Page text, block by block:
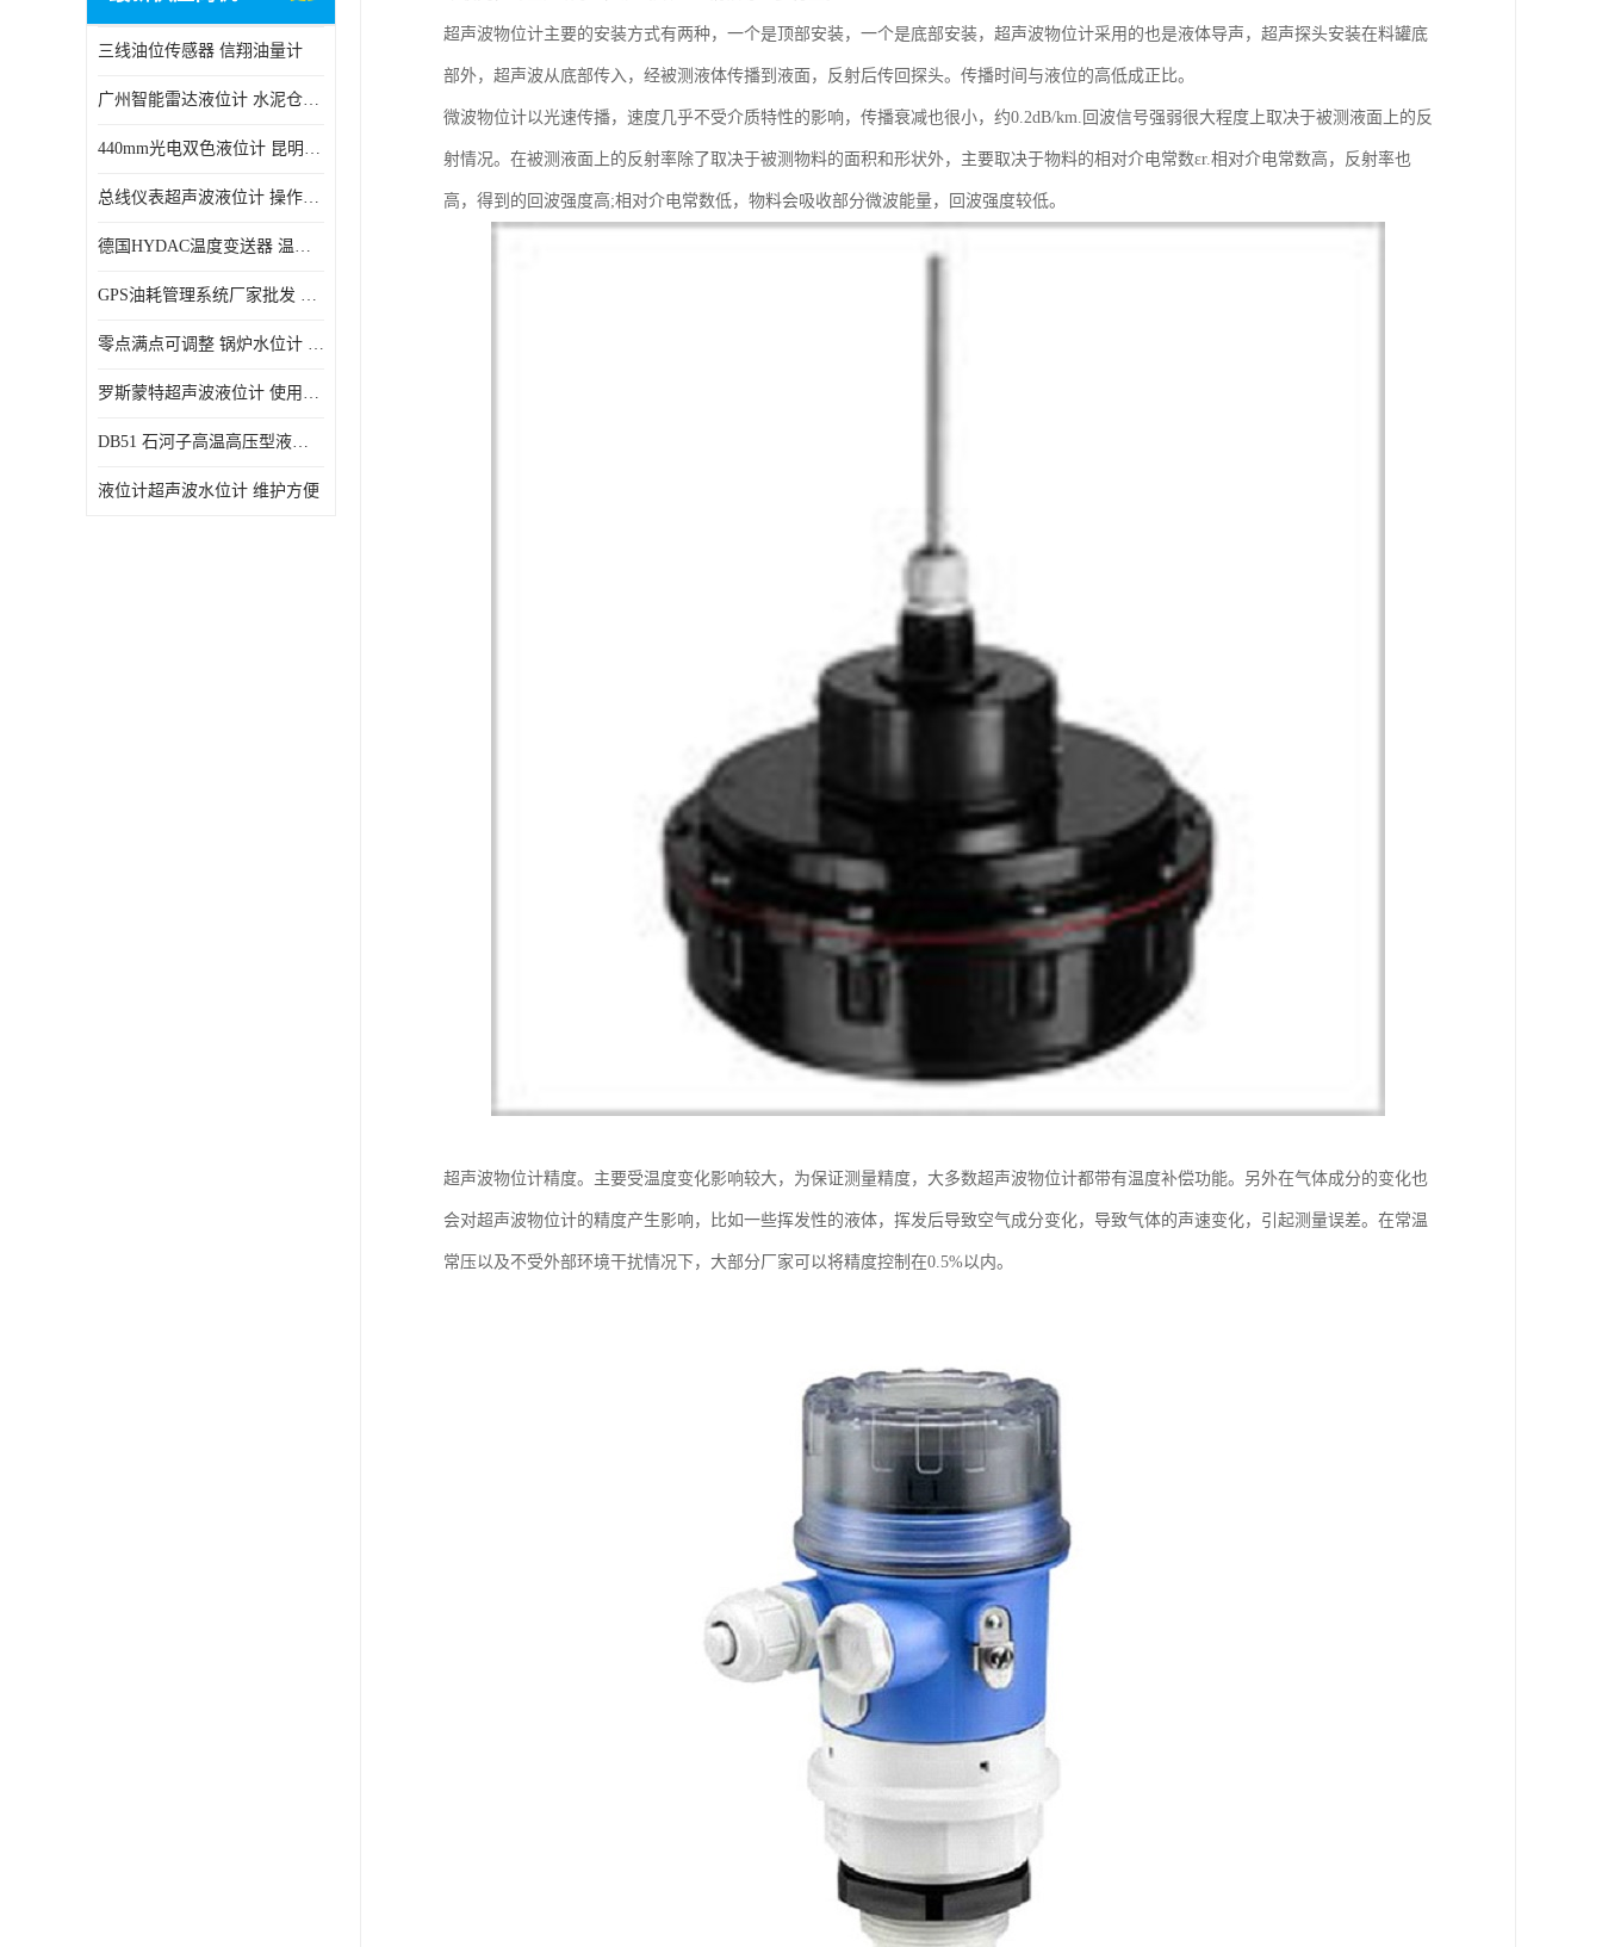
三线油位传感器 信翔油量计
广州智能雷达液位计 水泥仓料位
440mm光电双色液位计 昆明锅炉汽包用光电液位计
总线仪表超声波液位计 操作简单
德国HYDAC温度变送器 温度变送器工作原理 市场性价比优
GPS油耗管理系统厂家批发 CR-606 汽车油位传感器故障
零点满点可调整 锅炉水位计 太原智能锅炉汽包液位计生产厂家
罗斯蒙特超声波液位计 使用寿命长
DB51 石河子高温高压型液位变送器 性能稳定
液位计超声波水位计 维护方便
超声波物位计主要的安装方式有两种，一个是顶部安装，一个是底部安装，超声波物位计采用的也是液体导声，超声探头安装在料罐底
部外，超声波从底部传入，经被测液体传播到液面，反射后传回探头。传播时间与液位的高低成正比。
微波物位计以光速传播，速度几乎不受介质特性的影响，传播衰减也很小，约0.2dB/km.回波信号强弱很大程度上取决于被测液面上的反
射情况。在被测液面上的反射率除了取决于被测物料的面积和形状外，主要取决于物料的相对介电常数εr.相对介电常数高，反射率也
高，得到的回波强度高;相对介电常数低，物料会吸收部分微波能量，回波强度较低。
超声波物位计精度。主要受温度变化影响较大，为保证测量精度，大多数超声波物位计都带有温度补偿功能。另外在气体成分的变化也
会对超声波物位计的精度产生影响，比如一些挥发性的液体，挥发后导致空气成分变化，导致气体的声速变化，引起测量误差。在常温
常压以及不受外部环境干扰情况下，大部分厂家可以将精度控制在0.5%以内。